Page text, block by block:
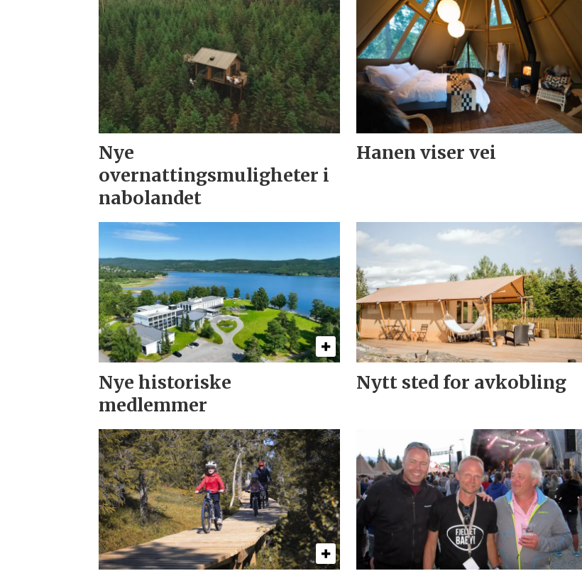
Nye
overnattingsmuligheter i
nabolandet
Hanen viser vei
Nye historiske
medlemmer
Nytt sted for avkobling